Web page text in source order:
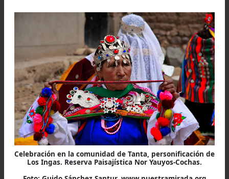
desde el tiempo de su niñez los habían puesto
sus caciques para usar con ellos este
nefando vicio y para ser sacerdotes y guarda
los templos de sus ídolos.”(Cieza 1945, LXIV).